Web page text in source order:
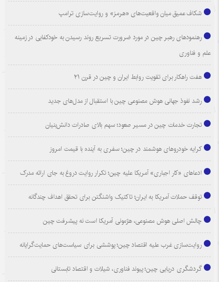
شکاف عمیق میان واقعیت‌های «هرمز» و روایت‌سازی ترامپ
رهنمودهای رهبر چین در مورد ضرورت تسریع روند رسیدن به خودکفایی در زمینه
علم و فناوری
هفت راهکار برای تقویت روابط ایران و چین در قرن ۲۱
رشد نفوذ جهانی هوش مصنوعی چین با استقبال از مدل‌های جدید
تجارت خدمات چین در مسیر صعود؛ سهم بالای صادرات دانش‌بنیان
کرایه خودروهای هوشمند در چین؛ سفری به آینده با قیمت امروز
ادعاهای «کار اجباری» آمریکا علیه چین؛ تکرار روایت دروغ به جای ارائه مدرک
توقف حملات آمریکا به ایران؛ تاکتیک واشنگتن برای تحقق اهداف چندگانه
چالش اصلی هوش مصنوعی، هژمونی آمریکا است نه پیشرفت چین
روایت‌سازی غرب علیه اقتصاد چین؛ پوششی برای سیاست‌های حمایت‌گرایانه
گردشگری دریایی چین؛ پیوند فناوری، شیلات و اقتصاد تابستانی